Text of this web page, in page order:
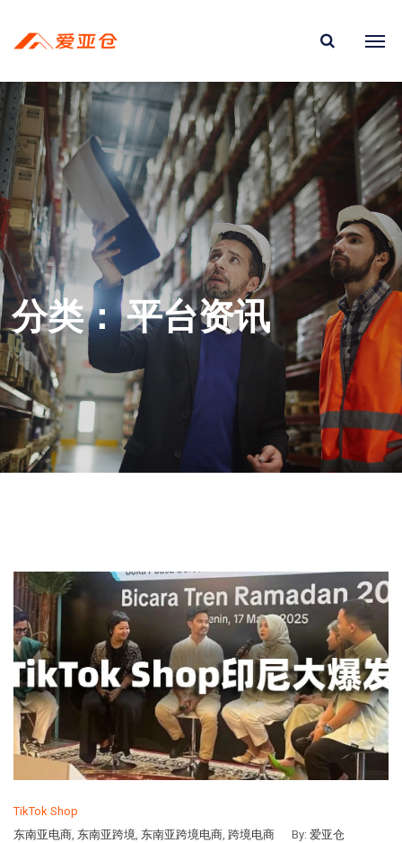
分类：平台资讯
TikTok Shop
东南亚电商, 东南亚跨境, 东南亚跨境电商, 跨境电商 By: 爱亚仓